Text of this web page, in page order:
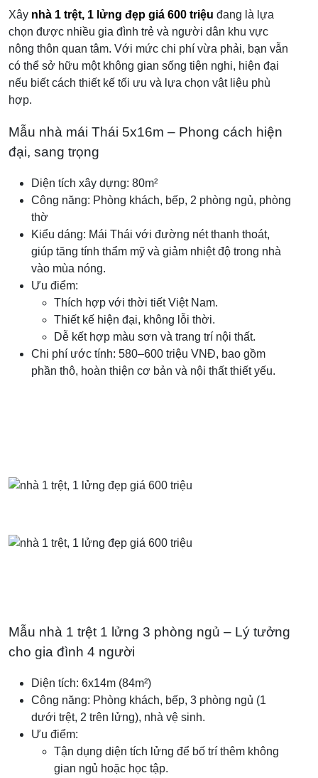
Xây nhà 1 trệt, 1 lửng đẹp giá 600 triệu đang là lựa
chọn được nhiều gia đình trẻ và người dân khu vực
nông thôn quan tâm. Với mức chi phí vừa phải, bạn vẫn
có thể sở hữu một không gian sống tiện nghi, hiện đại
nếu biết cách thiết kế tối ưu và lựa chọn vật liệu phù
hợp.
Mẫu nhà mái Thái 5x16m – Phong cách hiện
đại, sang trọng
Diện tích xây dựng: 80m²
Công năng: Phòng khách, bếp, 2 phòng ngủ, phòng
thờ
Kiểu dáng: Mái Thái với đường nét thanh thoát,
giúp tăng tính thẩm mỹ và giảm nhiệt độ trong nhà
vào mùa nóng.
Ưu điểm:
Thích hợp với thời tiết Việt Nam.
Thiết kế hiện đại, không lỗi thời.
Dễ kết hợp màu sơn và trang trí nội thất.
Chi phí ước tính: 580–600 triệu VNĐ, bao gồm
phần thô, hoàn thiện cơ bản và nội thất thiết yếu.
Mẫu nhà 1 trệt 1 lửng 3 phòng ngủ – Lý tưởng
cho gia đình 4 người
Diện tích: 6x14m (84m²)
Công năng: Phòng khách, bếp, 3 phòng ngủ (1
dưới trệt, 2 trên lửng), nhà vệ sinh.
Ưu điểm:
Tận dụng diện tích lửng để bố trí thêm không
gian ngủ hoặc học tập.